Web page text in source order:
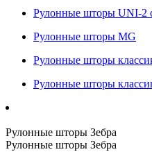
Рулонные шторы UNI-2
Рулонные шторы MG
Рулонные шторы
Рулонные шторы
Рулонные шторы Зебра
Рулонные шторы Зебра